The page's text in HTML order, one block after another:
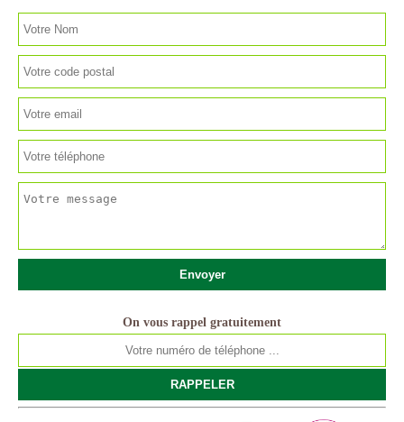
On vous rappel gratuitement